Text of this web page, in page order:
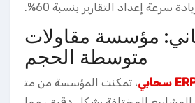
سرعة إعداد التقارير بنسبة 60%.
مؤسسة مقاولات
متوسطة الحجم
، تمكنت المؤسسة من مت